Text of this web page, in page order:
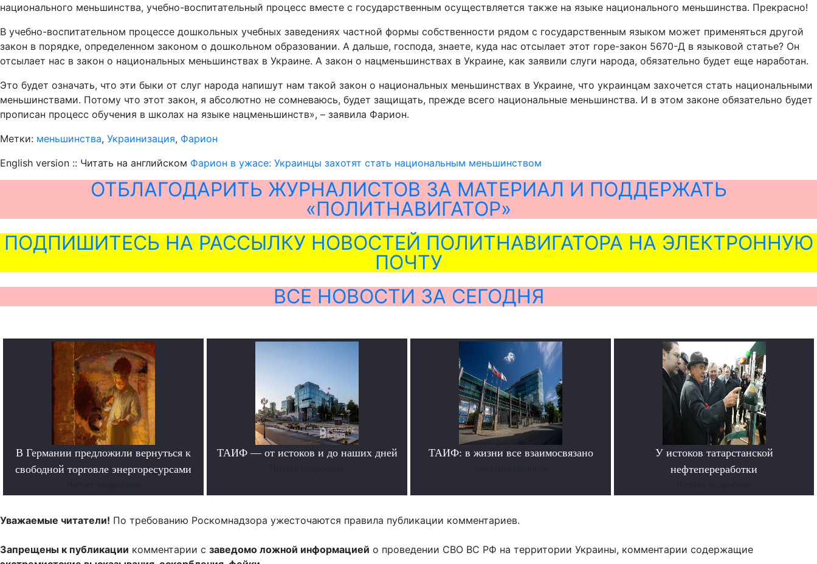
национального меньшинства, учебно-воспитательный процесс вместе с государственным осуществляется также на языке национального меньшинства. Прекрасно!
В учебно-воспитательном процессе дошкольных учебных заведениях частной формы собственности рядом с государственным языком может применяться другой
закон в порядке, определенном законом о дошкольном образовании. А дальше, господа, знаете, куда нас отсылает этот горе-закон 5670-Д в языковой статье? Он
отсылает нас в закон о национальных меньшинствах в Украине. А закон о нацменьшинствах в Украине, как заявили слуги народа, обязательно будет еще наработан.
Это будет означать, что эти быки от слуг народа напишут нам такой закон о национальных меньшинствах в Украине, что украинцам захочется стать национальными
меньшинствами. Потому что этот закон, я абсолютно не сомневаюсь, будет защищать, прежде всего национальные меньшинства. И в этом законе обязательно будет
прописан процесс обучения в школах на языке нацменьшинств», – заявила Фарион.
Метки: меньшинства, Украинизация, Фарион
English version :: Читать на английском Фарион в ужасе: Украинцы захотят стать национальным меньшинством
ОТБЛАГОДАРИТЬ ЖУРНАЛИСТОВ ЗА МАТЕРИАЛ И ПОДДЕРЖАТЬ
«ПОЛИТНАВИГАТОР»
ПОДПИШИТЕСЬ НА РАССЫЛКУ НОВОСТЕЙ ПОЛИТНАВИГАТОРА НА ЭЛЕКТРОННУЮ
ПОЧТУ
ВСЕ НОВОСТИ ЗА СЕГОДНЯ
В Германии предложили вернуться к
свободной торговле энергоресурсами
ТАИФ — от истоков и до наших дней ТАИФ: в жизни все взаимосвязано
У истоков татарстанской
нефтепереработки
Уважаемые читатели! По требованию Роскомнадзора ужесточаются правила публикации комментариев.
Запрещены к публикации комментарии с заведомо ложной информацией о проведении СВО ВС РФ на территории Украины, комментарии содержащие